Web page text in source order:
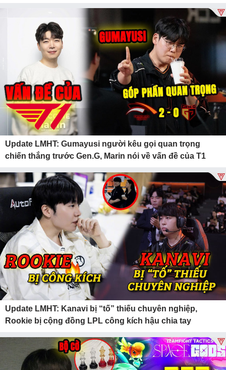
Update LMHT: Gumayusi người kêu gọi quan trọng
chiến thắng trước Gen.G, Marin nói về vấn đề của T1
Update LMHT: Kanavi bị “tố” thiếu chuyên nghiệp,
Rookie bị cộng đồng LPL công kích hậu chia tay